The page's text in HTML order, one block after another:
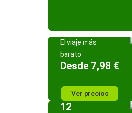
El viaje más
barato
Desde 7,98 €
Ver precios
12